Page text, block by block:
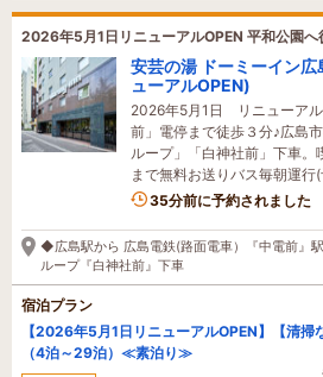
2026年5月1日リニューアルOPEN 平和公園
安芸の湯 ドーミーイン
ューアルOPEN)
2026年5月1日 リニューアル
前」電停まで徒歩３分♪広島
ループ」「白神社前」下車。
まで無料お送りバス毎朝運行
35分前に予約されました
◆広島駅から 広島電鉄(路面電車）『中電前』
ループ『白神社前』下車
宿泊プラン
【2026年5月1日リニューアルOPEN】【清掃
（4泊～29泊）≪素泊り≫